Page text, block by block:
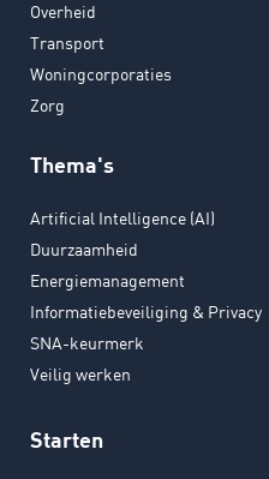
Overheid
Transport
Woningcorporaties
Zorg
Thema's
Artificial Intelligence (AI)
Duurzaamheid
Energiemanagement
Informatiebeveiliging & Privacy
SNA-keurmerk
Veilig werken
Starten